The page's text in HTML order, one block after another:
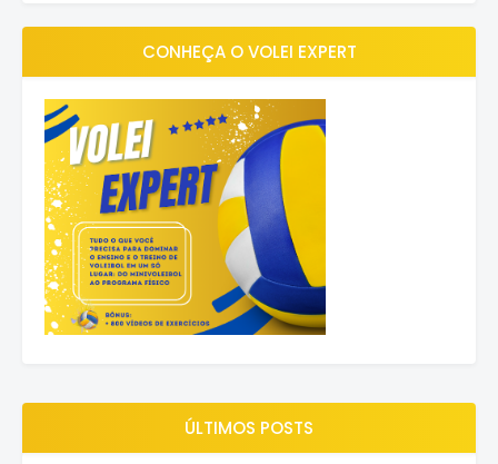
CONHEÇA O VOLEI EXPERT
ÚLTIMOS POSTS